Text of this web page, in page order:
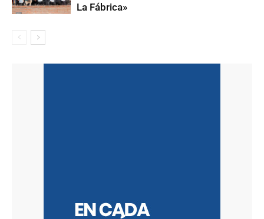
La Fábrica»